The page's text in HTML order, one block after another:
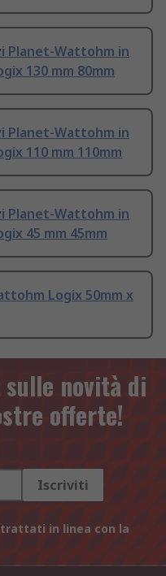
Planet-Wattohm in
130 mm 80mm
Planet-Wattohm in
110 mm 110mm
Planet-Wattohm in
45 mm 45mm
Logix 50mm x
novità di
offerte!
Iscriviti
in linea con la